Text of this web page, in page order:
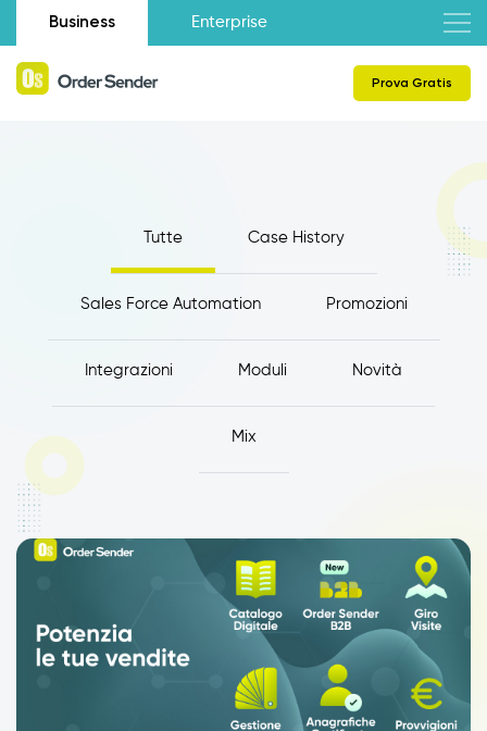
Business Enterprise
Prova Gratis
Tutte Case History
Sales Force Automation Promozioni
Integrazioni Moduli Novità
Mix